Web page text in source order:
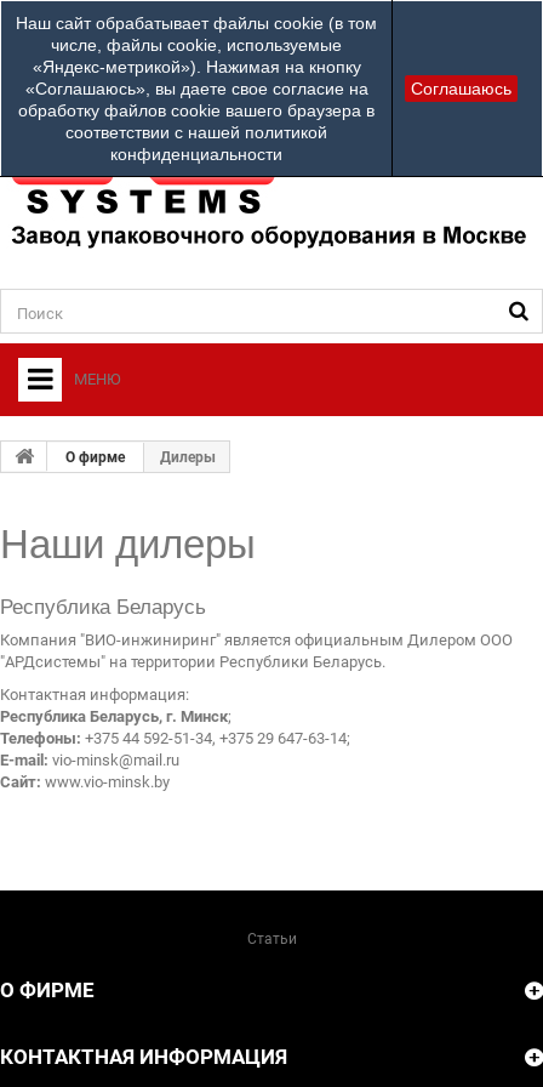
Наш сайт обрабатывает файлы cookie (в том
числе, файлы cookie, используемые
«Яндекс-метрикой»). Нажимая на кнопку
«Соглашаюсь», вы даете свое согласие на
обработку файлов cookie вашего браузера в
соответствии с нашей политикой
конфиденциальности
Соглашаюсь
Наши телефоны:
84952312100
Ваш город: Другой город
МЕНЮ
О ФИРМЕ
СЕРВИСНЫЙ ЦЕНТР
РАСХОДНЫЕ МАТЕРИАЛЫ
ЗАПЧАСТИ
О фирме Дилеры
Наши дилеры
Республика Беларусь
Компания "ВИО-инжиниринг" является официальным Дилером ООО
"АРДсистемы" на территории Республики Беларусь.
Контактная информация:
Республика Беларусь, г. Минск;
Телефоны: +375 44 592-51-34, +375 29 647-63-14;
E-mail: vio-minsk@mail.ru
Сайт: www.vio-minsk.by
Статьи
О ФИРМЕ
КОНТАКТНАЯ ИНФОРМАЦИЯ